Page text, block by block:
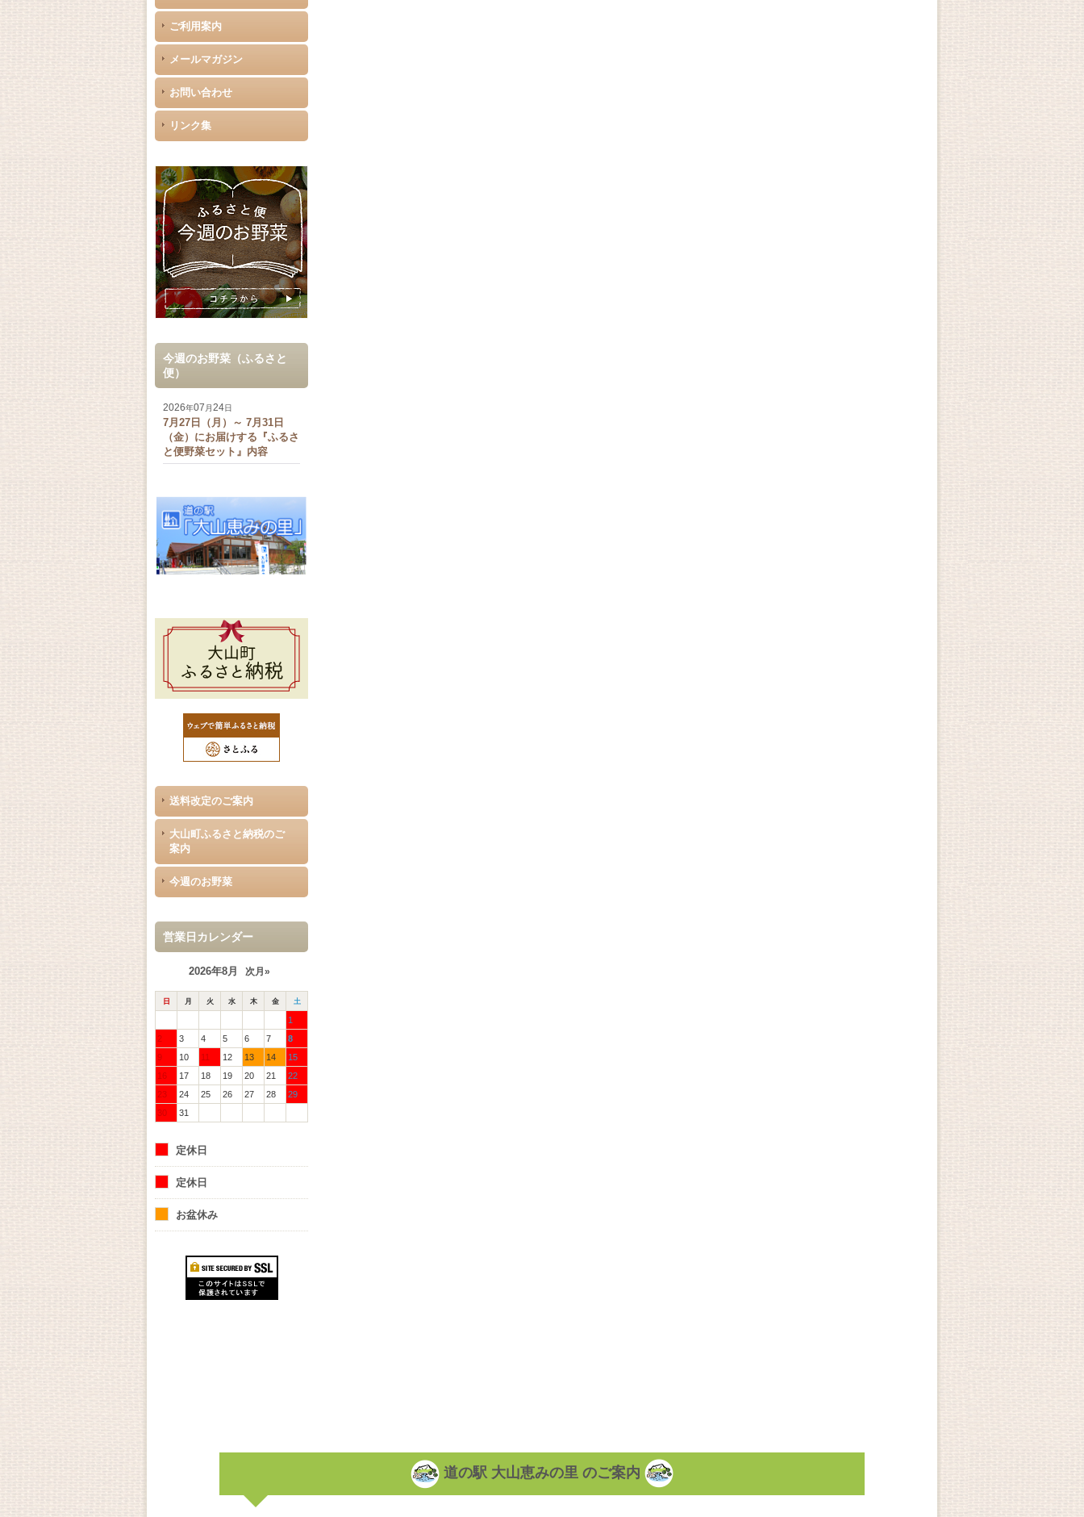
ご利用案内
メールマガジン
お問い合わせ
リンク集
今週のお野菜（ふるさと
便）
2026年07 月24日
7月27日（月）～ 7月31日
（金）にお届けする『ふるさ
と便野菜セット』内容
送料改定のご案内
大山町ふるさと納税のご
案内
今週のお野菜
営業日カレンダー
2026年8月 次月»
日 月 火 水 木 金 土
1
2
3 4 5 6 7
8
9
10 11 12 13 14
15
16
17 18 19 20 21
22
23
24 25 26 27 28
29
30
31
定休日
定休日
お盆休み
道の駅 大山恵みの里 のご案内